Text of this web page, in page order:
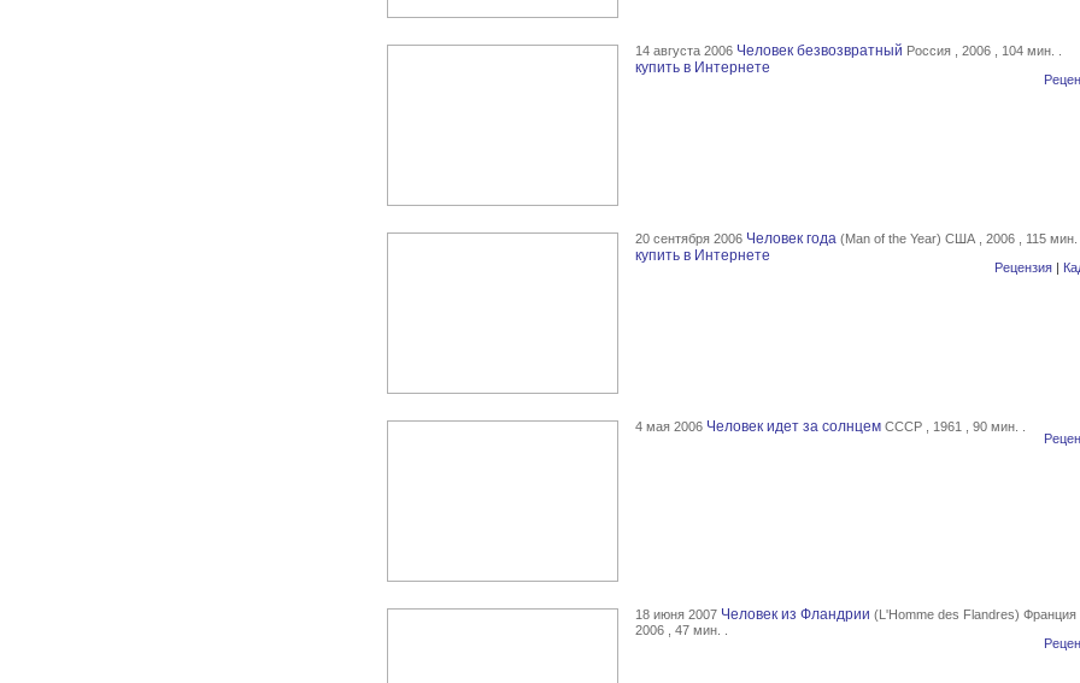
14 августа 2006 Человек безвозвратный Россия , 2006 , 104 мин. .
купить в Интернете
20 сентября 2006 Человек года (Man of the Year) США , 2006 , 115 мин. .
Рецензия|
купить в Интернете
4 мая 2006 Человек идет за солнцем СССР , 1961 , 90 мин. .
18 июня 2007 Человек из Фландрии (L'Homme des Flandres) Франция ,
2006 , 47 мин. .